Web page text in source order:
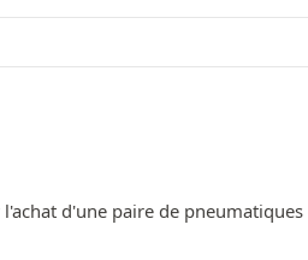
d'une paire de pneumatiques